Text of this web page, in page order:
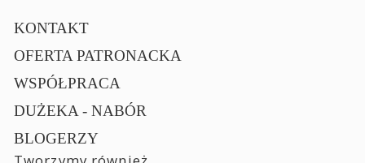
KONTAKT
OFERTA PATRONACKA
WSPÓŁPRACA
DUŻEKA - NABÓR
BLOGERZY